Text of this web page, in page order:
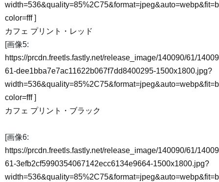
color=fff]
カフェ プリント・レッド
[画像5:
https://prcdn.freetls.fastly.net/release_image/140090/61/
61-dee1bba7e7ac11622b067f7dd8400295-1500x1800.jpg?
color=fff]
カフェ プリント・ブラック
[画像6:
https://prcdn.freetls.fastly.net/release_image/140090/61/
61-3efb2cf5990354067142ecc6134e9664-1500x1800.jpg?